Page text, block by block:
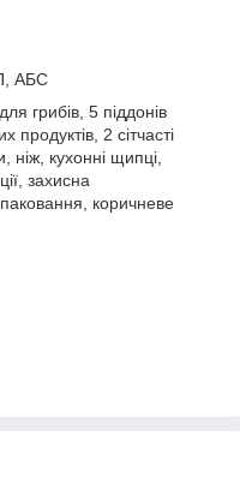
АБС
грибів, 5 піддонів
продуктів, 2 сітчасті
ніж, кухонні щипці,
захисна
коричневе